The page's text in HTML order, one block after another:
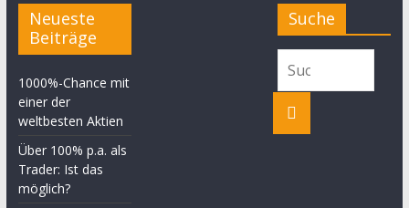
Neueste
Beiträge
1000%-Chance mit
einer der
weltbesten Aktien
Über 100% p.a. als
Trader: Ist das
möglich?
Suche